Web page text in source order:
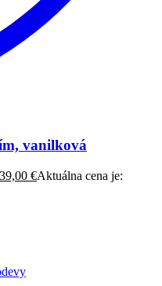
vanilková
39,00 €Aktuálna cena je: